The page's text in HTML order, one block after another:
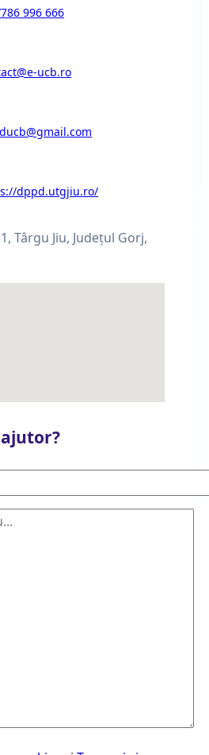
996 666
ucb.ro
dppd.utgjiu.ro/
Târgu Jiu, Judeţul Gorj,